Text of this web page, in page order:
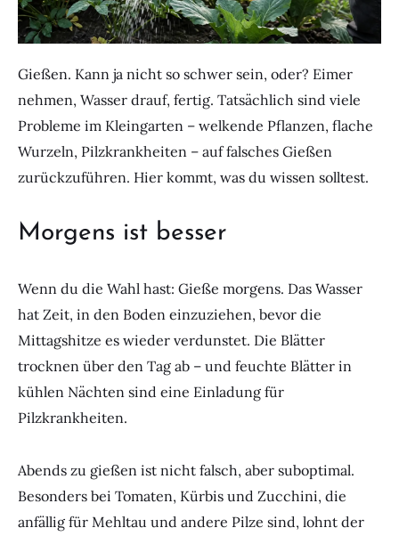
Gießen. Kann ja nicht so schwer sein, oder? Eimer
nehmen, Wasser drauf, fertig. Tatsächlich sind viele
Probleme im Kleingarten – welkende Pflanzen, flache
Wurzeln, Pilzkrankheiten – auf falsches Gießen
zurückzuführen. Hier kommt, was du wissen solltest.
Morgens ist besser
Wenn du die Wahl hast: Gieße morgens. Das Wasser
hat Zeit, in den Boden einzuziehen, bevor die
Mittagshitze es wieder verdunstet. Die Blätter
trocknen über den Tag ab – und feuchte Blätter in
kühlen Nächten sind eine Einladung für
Pilzkrankheiten.
Abends zu gießen ist nicht falsch, aber suboptimal.
Besonders bei Tomaten, Kürbis und Zucchini, die
anfällig für Mehltau und andere Pilze sind, lohnt der